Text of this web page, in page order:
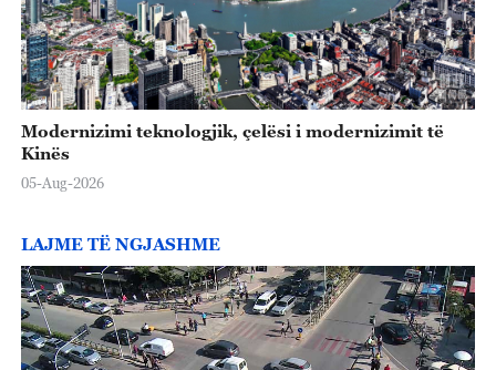
Modernizimi teknologjik, çelësi i modernizimit të
Kinës
05-Aug-2026
LAJME TË NGJASHME